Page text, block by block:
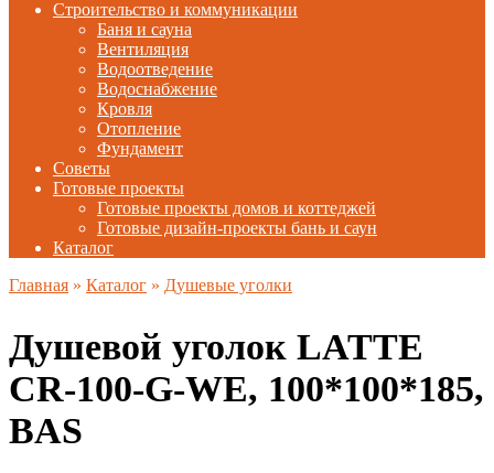
Строительство и коммуникации
Баня и сауна
Вентиляция
Водоотведение
Водоснабжение
Кровля
Отопление
Фундамент
Советы
Готовые проекты
Готовые проекты домов и коттеджей
Готовые дизайн-проекты бань и саун
Каталог
Главная » Каталог » Душевые уголки
Душевой уголок LATTE
CR-100-G-WE, 100*100*185,
BAS